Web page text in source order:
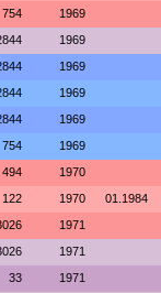
754 1969
1969
1969
1969
1969
754 1969
494 1970
122 1970 01.1984
1971
1971
33 1971